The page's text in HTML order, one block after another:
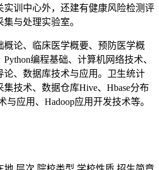
实训中心外，还建有健康风险检测评
与处理实验室。
论、临床医学概要、预防医学概
编程基础、计算机网络技术、
论、数据库技术与应用。卫生统计
技术、数据仓库Hive、Hbase分布
与应用、Hadoop应用开发技术等。